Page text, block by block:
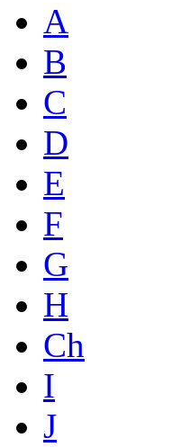
A
B
C
D
E
F
G
H
Ch
I
J